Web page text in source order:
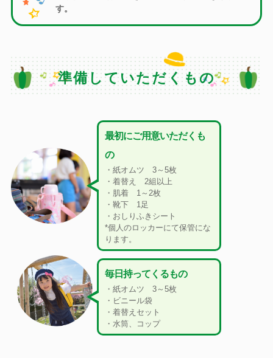
す。
準備していただくもの
最初にご用意いただくも
の
・紙オムツ 3～5枚
・着替え 2組以上
・肌着 1～2枚
・靴下 1足
・おしりふきシート
*個人のロッカーにて保管にな
ります。
毎日持ってくるもの
・紙オムツ 3～5枚
・ビニール袋
・着替えセット
・水筒、コップ